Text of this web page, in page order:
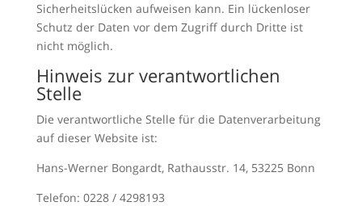
Sicherheitslücken aufweisen kann. Ein lückenloser
Schutz der Daten vor dem Zugriff durch Dritte ist
nicht möglich.
Hinweis zur verantwortlichen
Stelle
Die verantwortliche Stelle für die Datenverarbeitung
auf dieser Website ist:
Hans-Werner Bongardt, Rathausstr. 14, 53225 Bonn
Telefon: 0228 / 4298193